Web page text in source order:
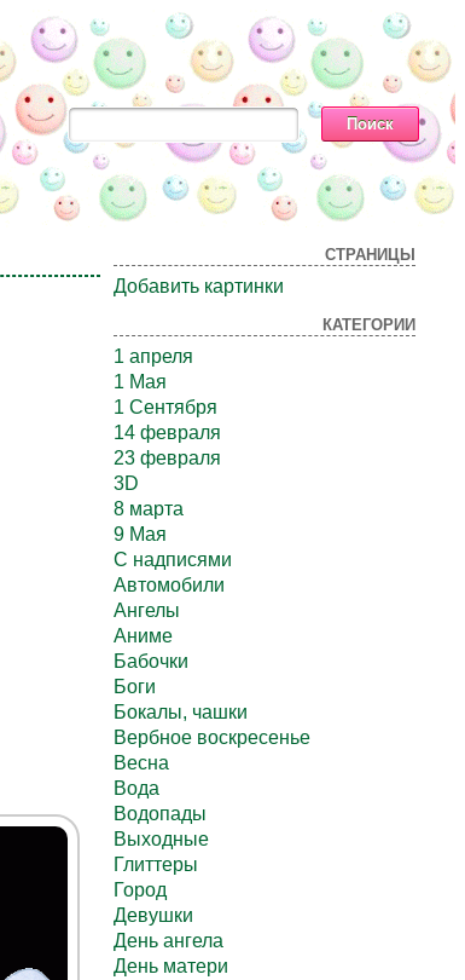
СТРАНИЦЫ
Добавить картинки
КАТЕГОРИИ
1 апреля
1 Мая
1 Сентября
14 февраля
23 февраля
3D
8 марта
9 Мая
C надписями
Автомобили
Ангелы
Аниме
Бабочки
Боги
Бокалы, чашки
Вербное воскресенье
Весна
Вода
Водопады
Выходные
Глиттеры
Город
Девушки
День ангела
День матери